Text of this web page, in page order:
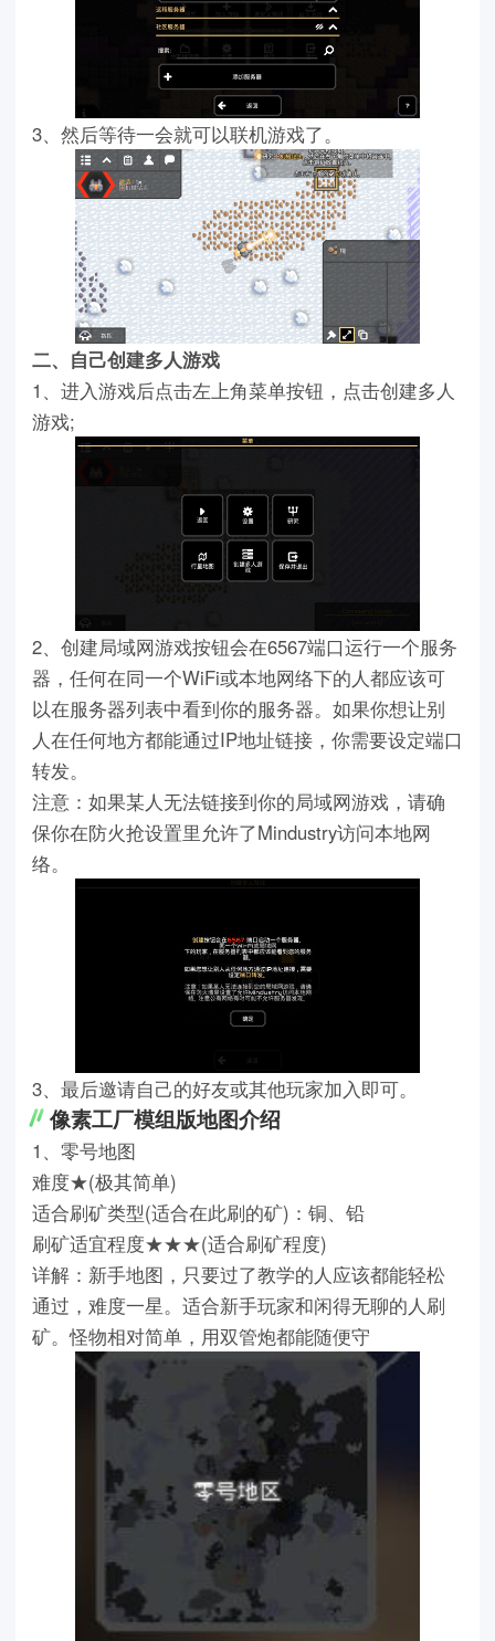
3、然后等待一会就可以联机游戏了。
二、自己创建多人游戏
1、进入游戏后点击左上角菜单按钮，点击创建多人
游戏;
2、创建局域网游戏按钮会在6567端口运行一个服务
器，任何在同一个WiFi或本地网络下的人都应该可
以在服务器列表中看到你的服务器。如果你想让别
人在任何地方都能通过IP地址链接，你需要设定端口
转发。
注意：如果某人无法链接到你的局域网游戏，请确
保你在防火抢设置里允许了Mindustry访问本地网
络。
3、最后邀请自己的好友或其他玩家加入即可。
像素工厂模组版地图介绍
1、零号地图
难度★(极其简单)
适合刷矿类型(适合在此刷的矿)：铜、铅
刷矿适宜程度★★★(适合刷矿程度)
详解：新手地图，只要过了教学的人应该都能轻松
通过，难度一星。适合新手玩家和闲得无聊的人刷
矿。怪物相对简单，用双管炮都能随便守